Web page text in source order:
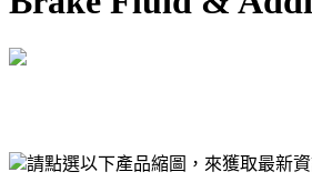
請點選以下產品縮圖，來獲取最新資